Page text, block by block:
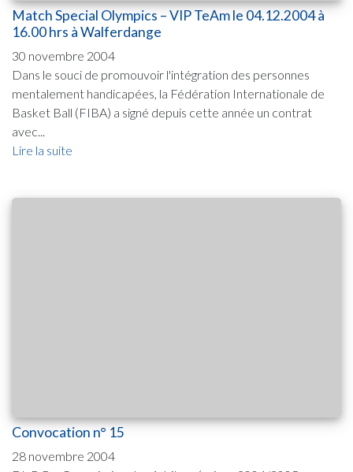
Match Special Olympics – VIP TeAm le 04.12.2004 à
16.00 hrs à Walferdange
30 novembre 2004
Dans le souci de promouvoir l'intégration des personnes
mentalement handicapées, la Fédération Internationale de
Basket Ball (FIBA) a signé depuis cette année un contrat
avec...
Lire la suite
Convocation n° 15
28 novembre 2004